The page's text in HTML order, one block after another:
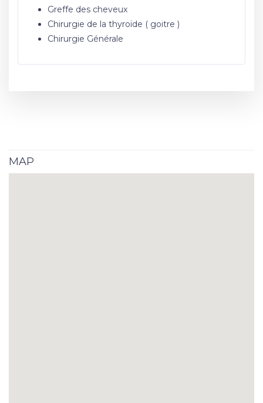
Greffe des cheveux
Chirurgie de la thyroïde ( goitre )
Chirurgie Générale
MAP